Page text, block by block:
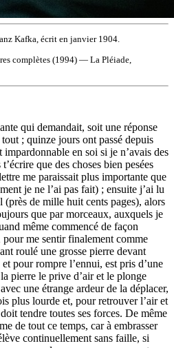
Kafka, écrit en janvier 1904.
complètes (1994) — La Pléiade,
qui demandait, soit une réponse
; quinze jours ont passé depuis
impardonnable en soi si je n’avais des
que des choses bien pesées
me paraissait plus importante que
je ne l’ai pas fait) ; ensuite j’ai lu
(près de mille huit cents pages), alors
que par morceaux, auxquels je
même commencé de façon
me sentir finalement comme
roulé une grosse pierre devant
pour rompre l’ennui, est pris d’une
pierre le prive d’air et le plonge
une étrange ardeur de la déplacer,
plus lourde et, pour retrouver l’air et
tendre toutes ses forces. De même
de tout ce temps, car à embrasser
continuellement sans faille, si